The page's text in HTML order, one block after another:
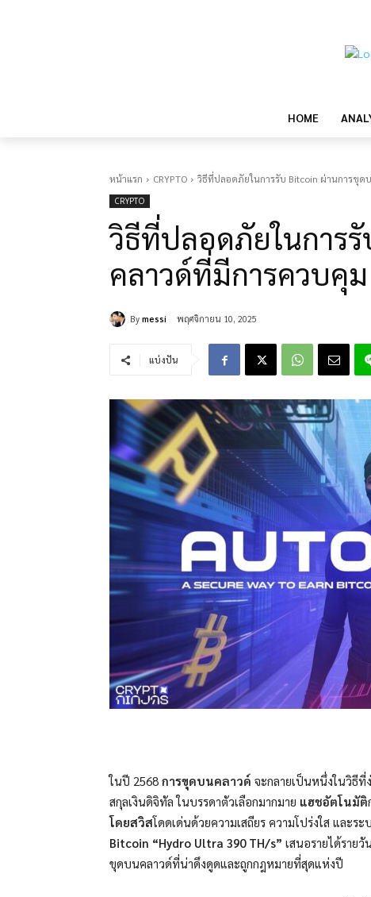
HOME
หน้าแรก CRYPTO วิธีที่ปลอดภัยในการรับ Bitcoin ผ่านการขุด
CRYPTO
วิธีที่ปลอดภัยในการ
คลาวด์ที่มีการควบคุม
By messi พฤศจิกายน 10, 2025
แบ่งปัน
ในปี 2568 การขุดบนคลาวด์ จะกลายเป็นหนึ่งในวิธีที่
สกุลเงินดิจิทัลในบรรดาตัวเลือกมากมาย แฮชอัตโนมัติ
โดยสวิสโดดเด่นด้วยความเสถียร ความโปร่งใส และ
Bitcoin “Hydro Ultra 390 TH/s” เสนอรายได้ราย
ขุดบนคลาวด์ที่น่าดึงดูดและถูกกฎหมายที่สุดแห่งปี